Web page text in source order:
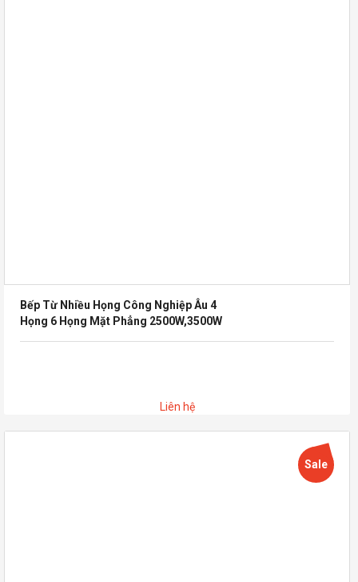
Bếp Từ Nhiều Họng Công Nghiệp Âu 4
Họng 6 Họng Mặt Phẳng 2500W,3500W
Liên hệ
Sale